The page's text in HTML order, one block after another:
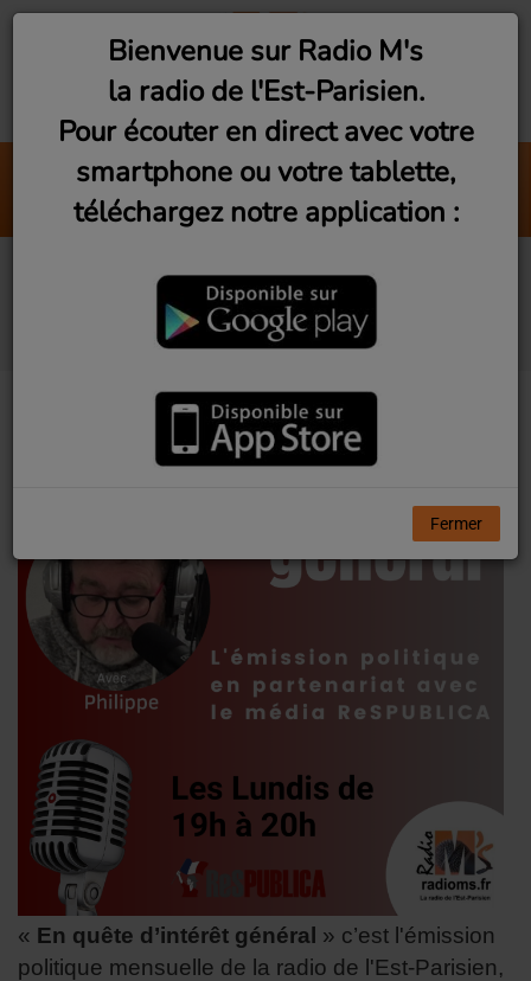
Fan de Funk (Samedi 21h)
Radio M's
En quête d’intérêt
général (Lundi 19h)
« En quête d’intérêt général » c’est l'émission
politique mensuelle de la radio de l'Est-Parisien,
Bienvenue sur Radio M's
la radio de l'Est-Parisien.
Pour écouter en direct avec votre
smartphone ou votre tablette,
téléchargez notre application :
Fermer